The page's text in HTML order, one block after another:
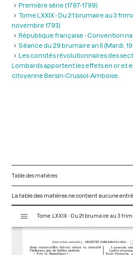
Première série (1787-1799)
Tome LXXIX - Du 21 brumaire au 3
novembre 1793)
République française - Convention
Séance du 29 brumaire an II (Mardi,
Les comités révolutionnaires des
Lombards apportent les effets en or et
citoyenne Bersin-Crussol-Amboise.
Table des matières
La table des matières ne contient aucune
s